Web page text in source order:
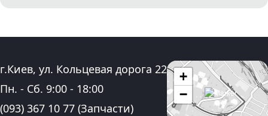
Адрес:
г.Киев, ул. Кольцевая дорога 22
График работы:
Пн. - Сб. 9:00 - 18:00
Контактные номера телефона:
(093) 367 10 77 (Запчасти)
+
−